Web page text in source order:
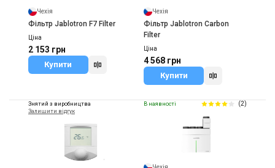
Чехія
Фільтр Jablotron F7 Filter
Ціна
2 153 грн
Купити
Чехія
Фільтр Jablotron Carbon
Filter
Ціна
4 568 грн
Купити
Знятий з виробництва
Залишити відгук
В наявності (2)